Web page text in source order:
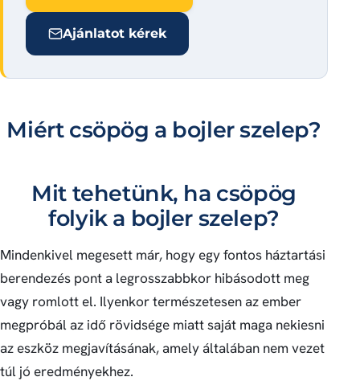
Ajánlatot kérek
Miért csöpög a bojler szelep?
Mit tehetünk, ha csöpög
folyik a bojler szelep?
Mindenkivel megesett már, hogy egy fontos háztartási
berendezés pont a legrosszabbkor hibásodott meg
vagy romlott el. Ilyenkor természetesen az ember
megpróbál az idő rövidsége miatt saját maga nekiesni
az eszköz megjavításának, amely általában nem vezet
túl jó eredményekhez.